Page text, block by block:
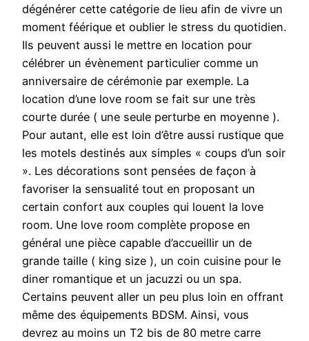
dégénérer cette catégorie de lieu afin de vivre un
moment féérique et oublier le stress du quotidien.
Ils peuvent aussi le mettre en location pour
célébrer un évènement particulier comme un
anniversaire de cérémonie par exemple. La
location d’une love room se fait sur une très
courte durée ( une seule perturbe en moyenne ).
Pour autant, elle est loin d’être aussi rustique que
les motels destinés aux simples « coups d’un soir
». Les décorations sont pensées de façon à
favoriser la sensualité tout en proposant un
certain confort aux couples qui louent la love
room. Une love room complète propose en
général une pièce capable d’accueillir un de
grande taille ( king size ), un coin cuisine pour le
diner romantique et un jacuzzi ou un spa.
Certains peuvent aller un peu plus loin en offrant
même des équipements BDSM. Ainsi, vous
devrez au moins un T2 bis de 80 metre carre